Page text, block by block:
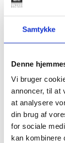
Samtykke
Denne
Vi bruger
annoncer, til at
at analysere
din brug af
for sociale
kan kombinere
mindre
snak med
ril@bl.dk.
Du kan også
boligområderne
Med venlig hilsen
Bent Madsen /